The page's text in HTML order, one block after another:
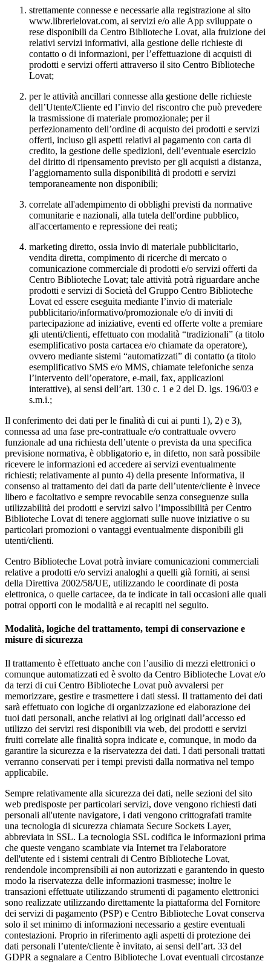
strettamente connesse e necessarie alla registrazione al sito
www.librerielovat.com, ai servizi e/o alle App sviluppate o
rese disponibili da Centro Biblioteche Lovat, alla fruizione dei
relativi servizi informativi, alla gestione delle richieste di
contatto o di informazioni, per l’effettuazione di acquisti di
prodotti e servizi offerti attraverso il sito Centro Biblioteche
Lovat;
per le attività ancillari connesse alla gestione delle richieste
dell’Utente/Cliente ed l’invio del riscontro che può prevedere
la trasmissione di materiale promozionale; per il
perfezionamento dell’ordine di acquisto dei prodotti e servizi
offerti, incluso gli aspetti relativi al pagamento con carta di
credito, la gestione delle spedizioni, dell’eventuale esercizio
del diritto di ripensamento previsto per gli acquisti a distanza,
l’aggiornamento sulla disponibilità di prodotti e servizi
temporaneamente non disponibili;
correlate all'adempimento di obblighi previsti da normative
comunitarie e nazionali, alla tutela dell'ordine pubblico,
all'accertamento e repressione dei reati;
marketing diretto, ossia invio di materiale pubblicitario,
vendita diretta, compimento di ricerche di mercato o
comunicazione commerciale di prodotti e/o servizi offerti da
Centro Biblioteche Lovat; tale attività potrà riguardare anche
prodotti e servizi di Società del Gruppo Centro Biblioteche
Lovat ed essere eseguita mediante l’invio di materiale
pubblicitario/informativo/promozionale e/o di inviti di
partecipazione ad iniziative, eventi ed offerte volte a premiare
gli utenti/clienti, effettuato con modalità “tradizionali” (a titolo
esemplificativo posta cartacea e/o chiamate da operatore),
ovvero mediante sistemi “automatizzati” di contatto (a titolo
esemplificativo SMS e/o MMS, chiamate telefoniche senza
l’intervento dell’operatore, e-mail, fax, applicazioni
interattive), ai sensi dell’art. 130 c. 1 e 2 del D. lgs. 196/03 e
s.m.i.;
Il conferimento dei dati per le finalità di cui ai punti 1), 2) e 3),
connessa ad una fase pre-contrattuale e/o contrattuale ovvero
funzionale ad una richiesta dell’utente o prevista da una specifica
previsione normativa, è obbligatorio e, in difetto, non sarà possibile
ricevere le informazioni ed accedere ai servizi eventualmente
richiesti; relativamente al punto 4) della presente Informativa, il
consenso al trattamento dei dati da parte dell’utente/cliente è invece
libero e facoltativo e sempre revocabile senza conseguenze sulla
utilizzabilità dei prodotti e servizi salvo l’impossibilità per Centro
Biblioteche Lovat di tenere aggiornati sulle nuove iniziative o su
particolari promozioni o vantaggi eventualmente disponibili gli
utenti/clienti.
Centro Biblioteche Lovat potrà inviare comunicazioni commerciali
relative a prodotti e/o servizi analoghi a quelli già forniti, ai sensi
della Direttiva 2002/58/UE, utilizzando le coordinate di posta
elettronica, o quelle cartacee, da te indicate in tali occasioni alle quali
potrai opporti con le modalità e ai recapiti nel seguito.
Modalità, logiche del trattamento, tempi di conservazione e
misure di sicurezza
Il trattamento è effettuato anche con l’ausilio di mezzi elettronici o
comunque automatizzati ed è svolto da Centro Biblioteche Lovat e/o
da terzi di cui Centro Biblioteche Lovat può avvalersi per
memorizzare, gestire e trasmettere i dati stessi. Il trattamento dei dati
sarà effettuato con logiche di organizzazione ed elaborazione dei
tuoi dati personali, anche relativi ai log originati dall’accesso ed
utilizzo dei servizi resi disponibili via web, dei prodotti e servizi
fruiti correlate alle finalità sopra indicate e, comunque, in modo da
garantire la sicurezza e la riservatezza dei dati. I dati personali trattati
verranno conservati per i tempi previsti dalla normativa nel tempo
applicabile.
Sempre relativamente alla sicurezza dei dati, nelle sezioni del sito
web predisposte per particolari servizi, dove vengono richiesti dati
personali all'utente navigatore, i dati vengono crittografati tramite
una tecnologia di sicurezza chiamata Secure Sockets Layer,
abbreviata in SSL. La tecnologia SSL codifica le informazioni prima
che queste vengano scambiate via Internet tra l'elaboratore
dell'utente ed i sistemi centrali di Centro Biblioteche Lovat,
rendendole incomprensibili ai non autorizzati e garantendo in questo
modo la riservatezza delle informazioni trasmesse; inoltre le
transazioni effettuate utilizzando strumenti di pagamento elettronici
sono realizzate utilizzando direttamente la piattaforma del Fornitore
dei servizi di pagamento (PSP) e Centro Biblioteche Lovat conserva
solo il set minimo di informazioni necessario a gestire eventuali
contestazioni. Proprio in riferimento agli aspetti di protezione dei
dati personali l’utente/cliente è invitato, ai sensi dell’art. 33 del
GDPR a segnalare a Centro Biblioteche Lovat eventuali circostanze